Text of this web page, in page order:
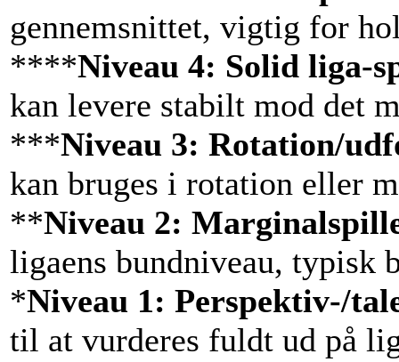
gennemsnittet, vigtig for
****Niveau 4: Solid liga-
kan levere stabilt mod det
***Niveau 3: Rotation/
kan bruges i rotation eller
**Niveau 2:
ligaens bundniveau, typisk
*Niveau 1: Perspektiv-/
til at vurderes fuldt ud på